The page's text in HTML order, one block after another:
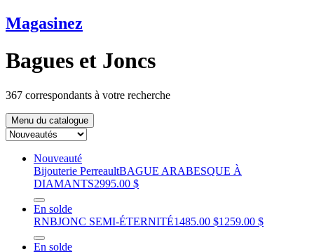
Magasinez
Bagues et Joncs
367 correspondants à votre recherche
Menu du catalogue
Nouveauté
Bijouterie PerreaultBAGUE ARABESQUE À
DIAMANTS2995.00 $
En solde
RNBJONC SEMI-ÉTERNITÉ1485.00 $1259.00 $
En solde